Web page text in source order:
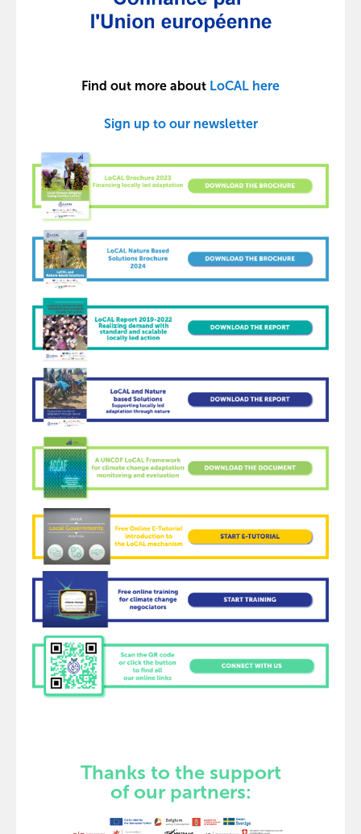
Find out more about LoCAL here
Sign up to our newsletter
Thanks to the support
of our partners: